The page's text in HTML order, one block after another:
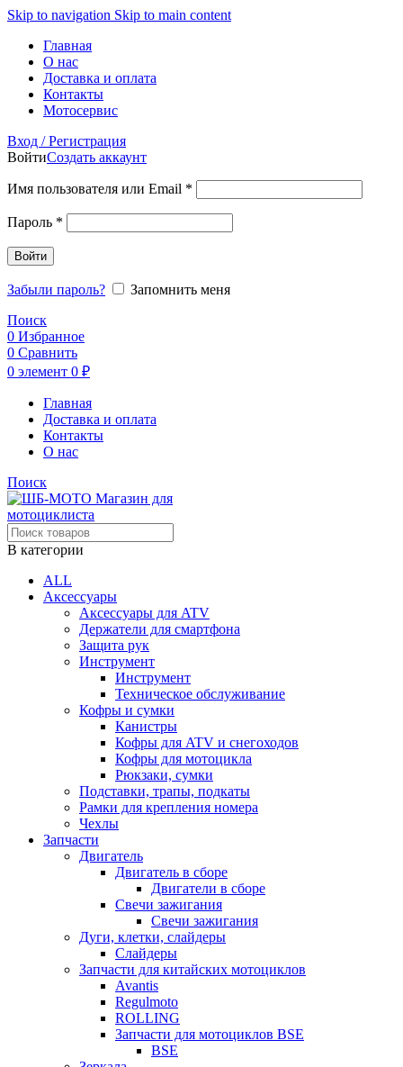
Skip to navigation Skip to main content
Главная
О нас
Доставка и оплата
Контакты
Мотосервис
Вход / Регистрация
ВойтиСоздать аккаунт
Имя пользователя или Email *
Пароль *
Войти
Забыли пароль?
Запомнить меня
Поиск
0 Избранное
0 Сравнить
0 элемент 0 ₽
Главная
Доставка и оплата
Контакты
О нас
Поиск
В категории
ALL
Аксессуары
Аксессуары для ATV
Держатели для смартфона
Защита рук
Инструмент
Инструмент
Техническое обслуживание
Кофры и сумки
Канистры
Кофры для ATV и снегоходов
Кофры для мотоцикла
Рюкзаки, сумки
Подставки, трапы, подкаты
Рамки для крепления номера
Чехлы
Запчасти
Двигатель
Двигатель в сборе
Двигатели в сборе
Свечи зажигания
Свечи зажигания
Дуги, клетки, слайдеры
Слайдеры
Запчасти для китайских мотоциклов
Avantis
Regulmoto
ROLLING
Запчасти для мотоциклов BSE
BSE